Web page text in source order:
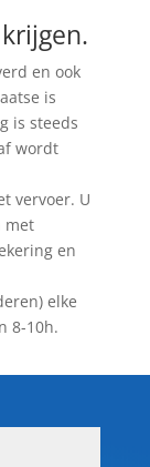
en ook
is
is steeds
wordt
vervoer. U
met
en
elke
8-10h.